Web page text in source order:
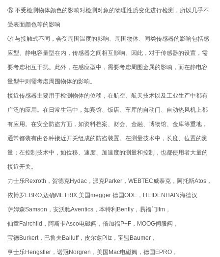
⑥ 不受检测物体颜色的影响对检测对象的物理性质变化进行检测，所以几乎不
受表面颜色等的影响
⑦ 与接触式不同，会受周围温度的影响、周围物体、同类传感器的影响包括感
应型、静电容量型在内，传感器之间相互影响。因此，对于传感器的设置，需
要考虑相互干扰。此外，在感应型中，需要考虑周围金属的影响，而在静电容
量型中则需考虑周围物体的影响。
接近传感器主要用于检测物体的位移，在航空、航天技术以及工业生产中都有
广泛的应用。在日常生活中，如宾馆、饭店、车库的自动门、自动热风机上都
有应用。在安全防盗方面，如资料档案、财会、金融、博物馆、金库等重地，
通常都装有由各种接近开关组成的防盗装置。在测量技术中，长度、位置的测
量；在控制技术中，如位移、速度、加速度的测量和控制，也都使用者大量的
接近开关。
力士乐Rexroth，贺德克Hydac，派克Parker，WEBTEC威泰克，阿托斯Atos，
依博罗EBRO,迈确METRIX,美国megger 德国ODE，HEIDENHAIN海德汉
萨姆森Samson，安沃驰Aventics，本特利Bently，易福门Ifm，
仙童Fairchild，阿斯卡Asco电磁阀，倍加福P+F，MOOG伺服阀，
宝德Burkert，巴鲁夫Balluff，皮尔兹Pilz，宝盟Baumer，
亨士乐Hengstler，诺冠Norgren，美国Mac电磁阀，德国EPRO，